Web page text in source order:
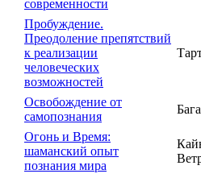
современности
Пробуждение.
Преодоление препятствий
к реализации
человеческих
возможностей
Освобождение от
самопознания
Огонь и Время:
шаманский опыт
познания мира